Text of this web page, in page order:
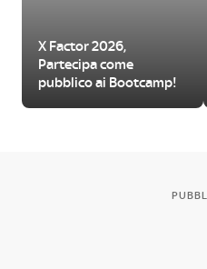
X Factor 2026,
Partecipa come
pubblico ai Bootcamp!